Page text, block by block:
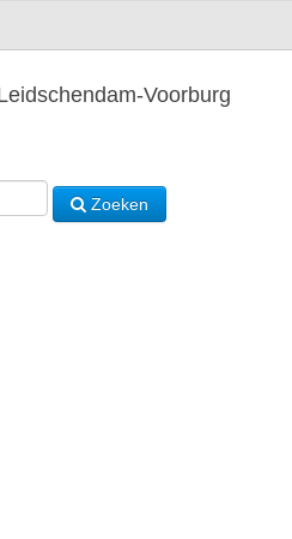
Voorburg
Zoeken